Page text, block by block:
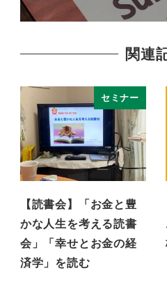
関連
セミナー
【読書会】「お金と豊
かな人生を考える読書
会」「幸せとお金の経
済学」を読む